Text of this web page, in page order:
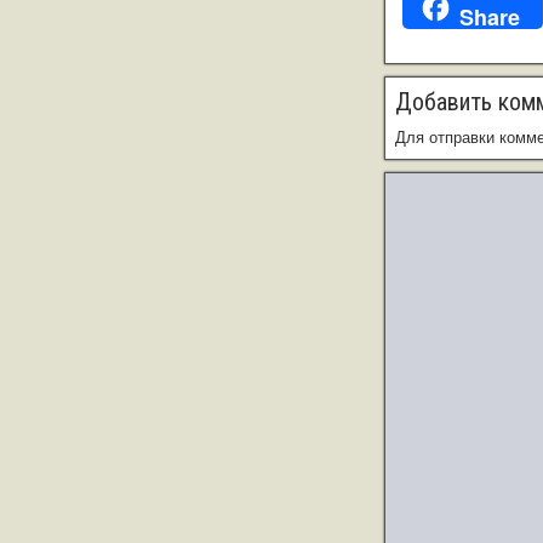
Share
Добавить
Для отправки